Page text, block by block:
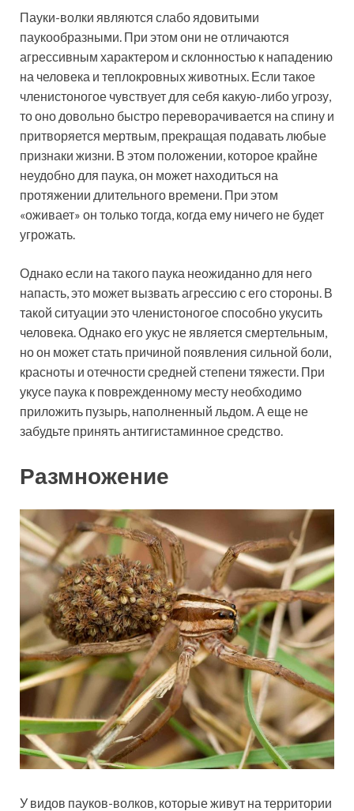
Пауки-волки являются слабо ядовитыми
паукообразными. При этом они не отличаются
агрессивным характером и склонностью к нападению
на человека и теплокровных животных. Если такое
членистоногое чувствует для себя какую-либо угрозу,
то оно довольно быстро переворачивается на спину и
притворяется мертвым, прекращая подавать любые
признаки жизни. В этом положении, которое крайне
неудобно для паука, он может находиться на
протяжении длительного времени. При этом
«оживает» он только тогда, когда ему ничего не будет
угрожать.
Однако если на такого паука неожиданно для него
напасть, это может вызвать агрессию с его стороны. В
такой ситуации это членистоногое способно укусить
человека. Однако его укус не является смертельным,
но он может стать причиной появления сильной боли,
красноты и отечности средней степени тяжести. При
укусе паука к поврежденному месту необходимо
приложить пузырь, наполненный льдом. А еще не
забудьте принять антигистаминное средство.
Размножение
У видов пауков-волков, которые живут на территории